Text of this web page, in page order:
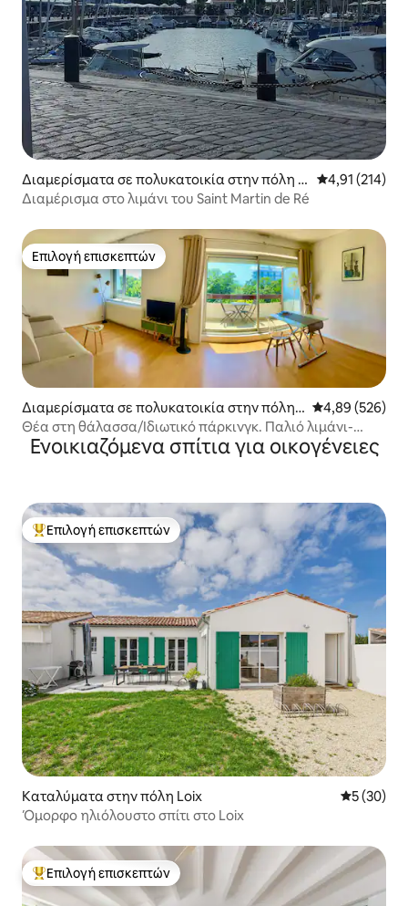
Διαμερίσματα σε πολυκατοικία στην πόλη S
aint-Martin-de-Ré
Μέση
4,91 (214)
Διαμέρισμα στο λιμάνι του Saint Martin de Ré
Επιλογή επισκεπτών
Επιλογή επισκεπτών
Διαμερίσματα σε πολυκατοικία στην πόλη L
a Rochelle
Μέση
4,89 (526)
Θέα στη θάλασσα/Ιδιωτικό πάρκινγκ. Παλιό λιμάνι-
παραλία 15' με τα πόδια.
Ενοικιαζόμενα σπίτια για οικογένειες
Κορυφαία επιλογή επισκεπτών
Επιλογή επισκεπτών
Καταλύματα στην πόλη Loix Μέση
5 (30)
Όμορφο ηλιόλουστο σπίτι στο Loix
Κορυφαία επιλογή επισκεπτών
Επιλογή επισκεπτών